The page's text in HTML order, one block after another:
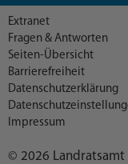
© 2026 Landratsamt
Extranet
Fragen & Antworten
Seiten-Übersicht
Barrierefreiheit
Datenschutzerklärung
Impressum